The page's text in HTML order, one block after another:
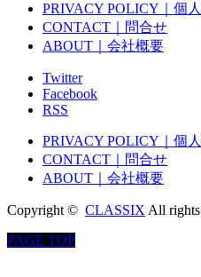
PRIVACY POLICY｜個
CONTACT｜問合せ
ABOUT｜会社概要
Twitter
Facebook
RSS
PRIVACY POLICY｜個
CONTACT｜問合せ
ABOUT｜会社概要
Copyright © CLASSIX All rights
PAGE TOP